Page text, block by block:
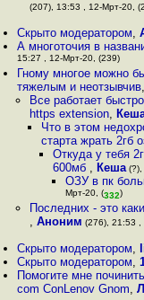
(207), 13:53 , 12-Мрт-20,
Скрыто модератором,
А многоточия в
15:27 , 12-Мрт-20, (239)
Гному многое можно
тяжелым и неотзывчив
Все работает
https extension,
Что в этом
старта жрать 2гб
Откуда у тебя
600мб , Кеша
ОЗУ в пк
Мрт-20, (332)
Последних - это
, Аноним (276), 21:53 ,
Скрыто модератором,
Скрыто модератором,
Помогите мне
com ConLenov Gnom,